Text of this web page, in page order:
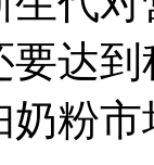
达
粉